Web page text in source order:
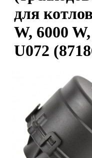
для
W, 6000
U072